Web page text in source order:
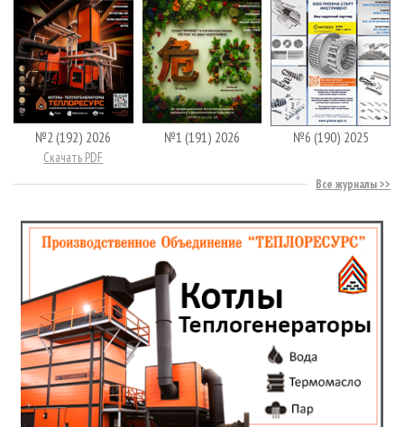
№2 (192) 2026
Скачать PDF
№1 (191) 2026 №6 (190) 2025
Все журналы